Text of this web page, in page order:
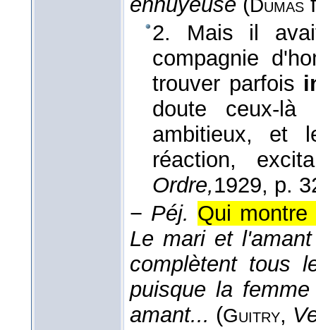
Dumas
2. Mais il
compagnie
trouver parfois
doute ceux-là
ambitieux, et
réaction,
Ordre,1929, p.
− Péj. Qui
Le mari et
complètent tous
puisque la
amant... (Guitry,